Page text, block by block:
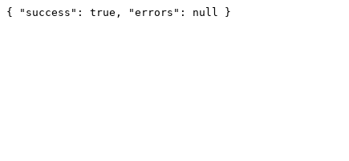
{ "success": true, "errors": null }